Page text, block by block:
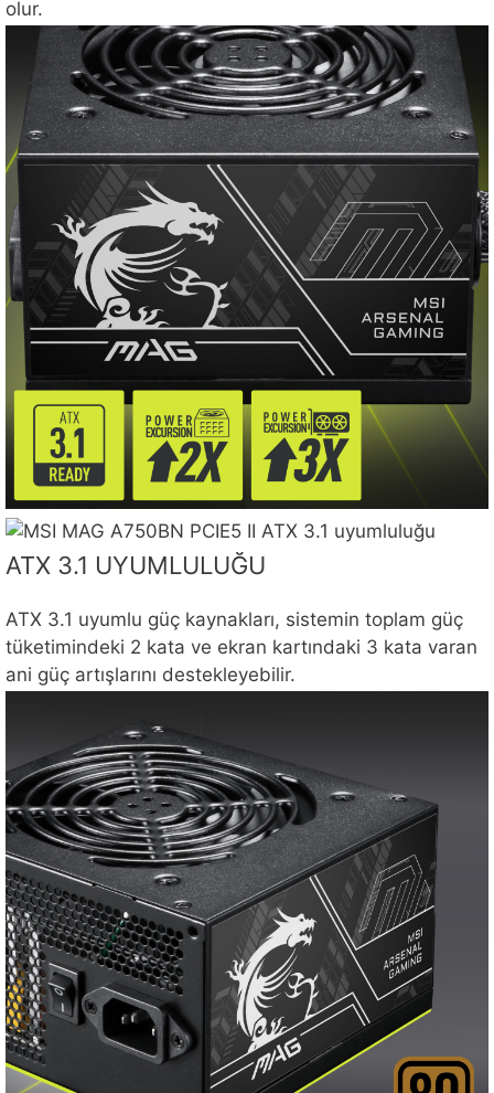
olur.
ATX 3.1 UYUMLULUĞU
ATX 3.1 uyumlu güç kaynakları, sistemin toplam güç
tüketimindeki 2 kata ve ekran kartındaki 3 kata varan
ani güç artışlarını destekleyebilir.